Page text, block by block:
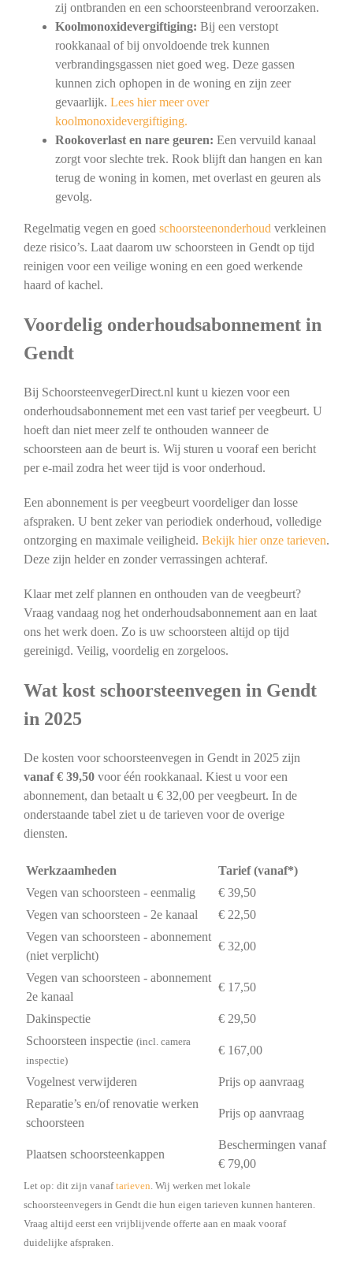
zij ontbranden en een schoorsteenbrand veroorzaken.
Koolmonoxidevergiftiging: Bij een verstopt
rookkanaal of bij onvoldoende trek kunnen
verbrandingsgassen niet goed weg. Deze gassen
kunnen zich ophopen in de woning en zijn zeer
gevaarlijk. Lees hier meer over
koolmonoxidevergiftiging.
Rookoverlast en nare geuren: Een vervuild kanaal
zorgt voor slechte trek. Rook blijft dan hangen en kan
terug de woning in komen, met overlast en geuren als
gevolg.
Regelmatig vegen en goed schoorsteenonderhoud verkleinen
deze risico’s. Laat daarom uw schoorsteen in Gendt op tijd
reinigen voor een veilige woning en een goed werkende
haard of kachel.
Voordelig onderhoudsabonnement in
Gendt
Bij SchoorsteenvegerDirect.nl kunt u kiezen voor een
onderhoudsabonnement met een vast tarief per veegbeurt. U
hoeft dan niet meer zelf te onthouden wanneer de
schoorsteen aan de beurt is. Wij sturen u vooraf een bericht
per e-mail zodra het weer tijd is voor onderhoud.
Een abonnement is per veegbeurt voordeliger dan losse
afspraken. U bent zeker van periodiek onderhoud, volledige
ontzorging en maximale veiligheid. Bekijk hier onze tarieven.
Deze zijn helder en zonder verrassingen achteraf.
Klaar met zelf plannen en onthouden van de veegbeurt?
Vraag vandaag nog het onderhoudsabonnement aan en laat
ons het werk doen. Zo is uw schoorsteen altijd op tijd
gereinigd. Veilig, voordelig en zorgeloos.
Wat kost schoorsteenvegen in Gendt
in 2025
De kosten voor schoorsteenvegen in Gendt in 2025 zijn
vanaf € 39,50voor één rookkanaal. Kiest u voor een
abonnement, dan betaalt u € 32,00 per veegbeurt. In de
onderstaande tabel ziet u de tarieven voor de overige
diensten.
Werkzaamheden
Tarief (vanaf*)
Vegen van schoorsteen - eenmalig
€ 39,50
Vegen van schoorsteen - 2e kanaal
€ 22,50
Vegen van schoorsteen - abonnement
(niet verplicht)
€ 32,00
Vegen van schoorsteen - abonnement
2e kanaal
€ 17,50
Dakinspectie
€ 29,50
Schoorsteen inspectie (incl. camera
inspectie)
€ 167,00
Vogelnest verwijderen
Prijs op aanvraag
Reparatie’s en/of renovatie werken
schoorsteen
Prijs op aanvraag
Plaatsen schoorsteenkappen
Beschermingen vanaf
€ 79,00
Let op: dit zijn vanaftarieven. Wij werken met lokale
schoorsteenvegers in Gendt die hun eigen tarieven kunnen hanteren.
Vraag altijd eerst een vrijblijvende offerte aan en maak vooraf
duidelijke afspraken.